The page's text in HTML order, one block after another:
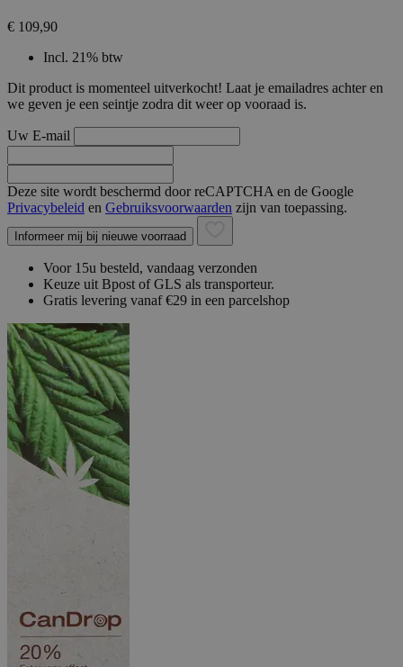
€ 109,90
Incl. 21% btw
Dit product is momenteel uitverkocht! Laat je emailadres achter en
we geven je een seintje zodra dit weer op vooraad is.
Uw E-mail
Deze site wordt beschermd door reCAPTCHA en de Google
Privacybeleid en Gebruiksvoorwaarden zijn van toepassing.
Informeer mij bij nieuwe voorraad
Voor 15u besteld, vandaag verzonden
Keuze uit Bpost of GLS als transporteur.
Gratis levering vanaf €29 in een parcelshop